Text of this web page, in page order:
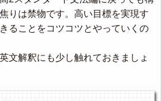
りは禁物です。高い目標を実現す
ることをコツコツとやっていくの
文解釈にも少し触れておきましょ